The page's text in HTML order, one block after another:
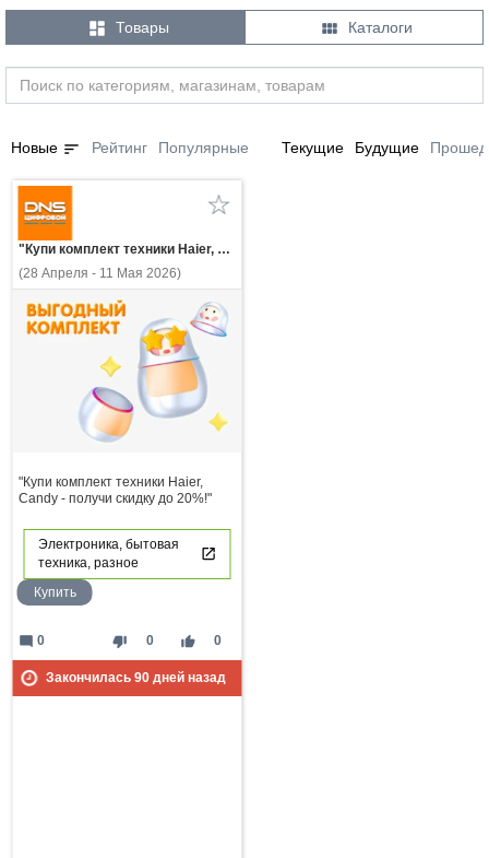
 Товары  Каталоги
Новые sort Рейтинг Популярные Текущие Будущие
"Купи комплект техники Haier, Candy - получи скидку до 20%!"
(28 Апреля - 11 Мая 2026)
"Купи комплект техники Haier,
Candy - получи скидку до 20%!"
Электроника, бытовая
техника, разное
Купить
thumb_down 0 thumb_up 0
mode_comment 0
Закончилась 90дней назад